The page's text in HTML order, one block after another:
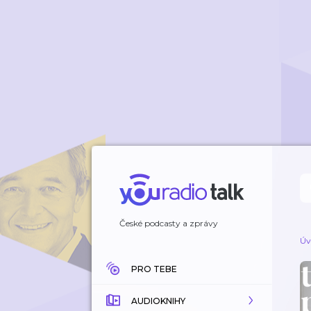
České podcasty a zprávy
PRO TEBE
AUDIOKNIHY